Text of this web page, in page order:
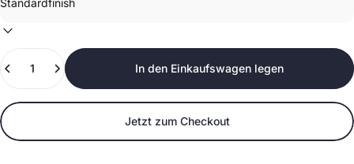
In den Einkaufswagen legen
Jetzt zum Checkout